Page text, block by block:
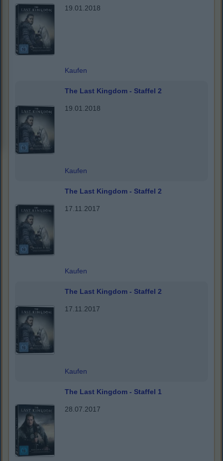
19.01.2018
Kaufen
The Last Kingdom - Staffel 2
19.01.2018
Kaufen
The Last Kingdom - Staffel 2
17.11.2017
Kaufen
The Last Kingdom - Staffel 2
17.11.2017
Kaufen
The Last Kingdom - Staffel 1
28.07.2017